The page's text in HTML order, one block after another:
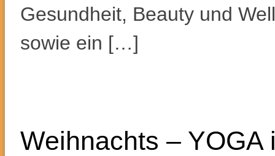
Gesundheit, Beauty und
sowie ein […]
Weihnachts – YOGA